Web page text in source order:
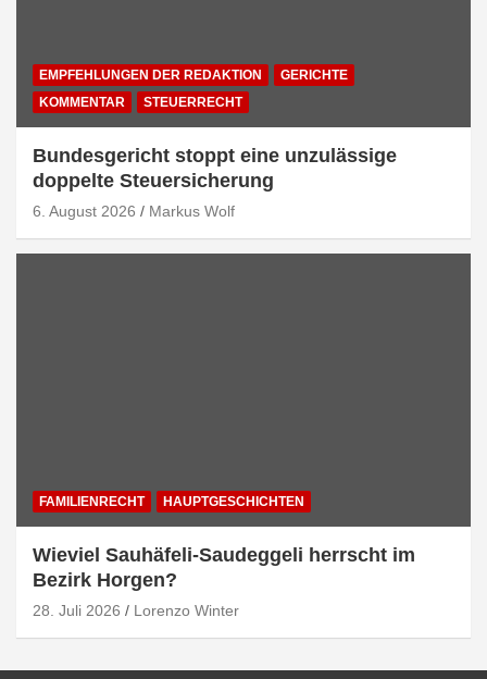
EMPFEHLUNGEN DER REDAKTION
GERICHTE
KOMMENTAR
STEUERRECHT
Bundesgericht stoppt eine unzulässige
doppelte Steuersicherung
6. August 2026 Markus Wolf
FAMILIENRECHT HAUPTGESCHICHTEN
Wieviel Sauhäfeli-Saudeggeli herrscht im
Bezirk Horgen?
28. Juli 2026 Lorenzo Winter